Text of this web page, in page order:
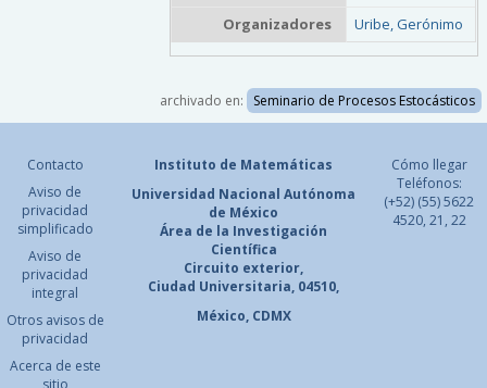
Organizadores
Uribe, Gerónimo
archivado en: Seminario de Procesos Estocásticos
Contacto
Aviso de
privacidad
simplificado
Aviso de
privacidad
integral
Otros avisos de
privacidad
Acerca de este
Instituto de Matemáticas
Universidad Nacional Autónoma
de México
Área de la Investigación
Científica
Circuito exterior,
Ciudad Universitaria, 04510,
México, CDMX
Cómo llegar
Teléfonos:
(+52) (55) 5622
4520, 21, 22